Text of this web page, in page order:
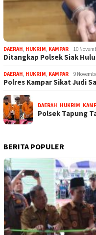
DAERAH HUKRIM KAMPAR 10
Ditangkap Polsek Siak
DAERAH HUKRIM KAMPAR 9
Polres Kampar Sikat Judi
DAERAH HUKRIM
Polsek Tapung
BERITA POPULER